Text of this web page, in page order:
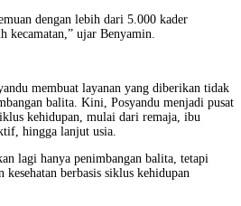
dengan lebih dari 5.000 kader
kecamatan,” ujar Benyamin.
membuat layanan yang diberikan tidak
balita. Kini, Posyandu menjadi pusat
kehidupan, mulai dari remaja, ibu
hingga lanjut usia.
lagi hanya penimbangan balita, tetapi
kesehatan berbasis siklus kehidupan